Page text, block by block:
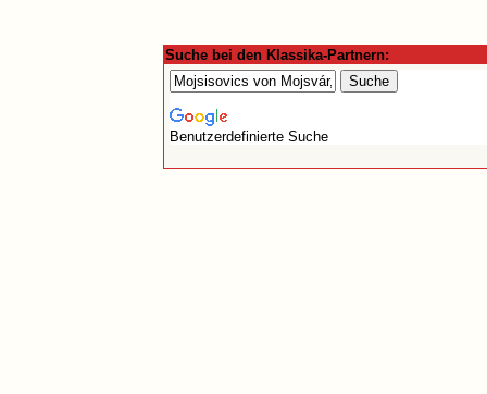
Suche bei den Klassika-Partnern:
Benutzerdefinierte Suche